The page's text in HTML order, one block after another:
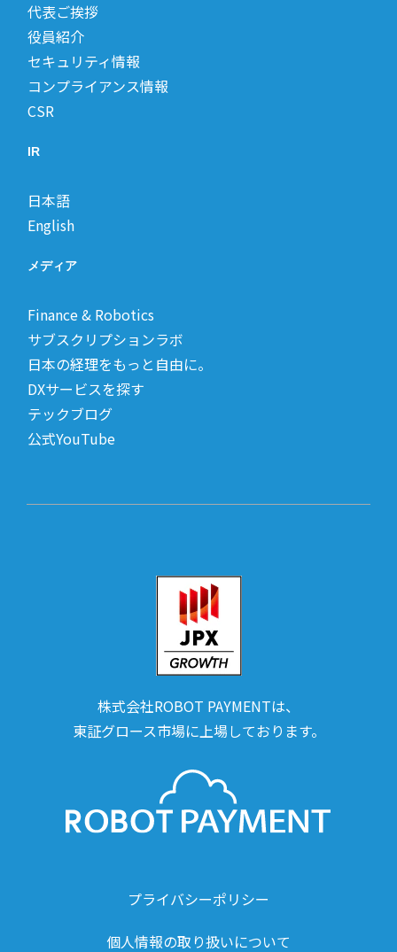
代表ご挨拶
役員紹介
セキュリティ情報
コンプライアンス情報
CSR
IR
日本語
English
メディア
Finance & Robotics
サブスクリプションラボ
日本の経理をもっと自由に。
DXサービスを探す
テックブログ
公式YouTube
株式会社ROBOT PAYMENTは、
東証グロース市場に上場しております。
プライバシーポリシー
個人情報の取り扱いについて